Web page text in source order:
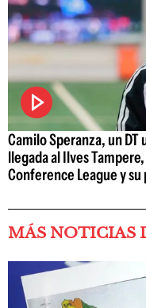
Camilo Speranza, un
llegada al Ilves
Conference League y
MÁS NOTICIAS